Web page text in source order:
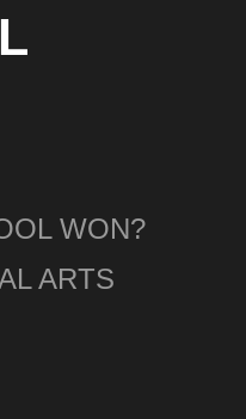
WON?
ARTS